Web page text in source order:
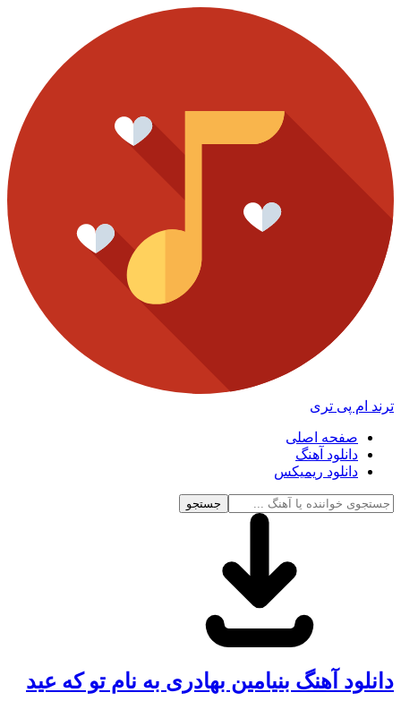
پی تری
صفحه اصلی
دانلود آهنگ
دانلود ریمیکس
جستجو
آهنگ بنیامین بهادری به نام تو که عید